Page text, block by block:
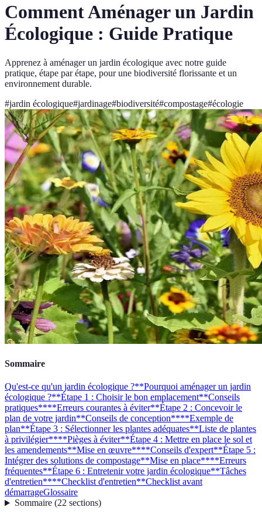
Comment Aménager un Jardin
Écologique : Guide Pratique
Apprenez à aménager un jardin écologique avec notre guide
pratique, étape par étape, pour une biodiversité florissante et un
environnement durable.
#jardin écologique#jardinage#biodiversité#compostage#écologie
Sommaire
Qu'est-ce qu'un jardin écologique ?**Pourquoi aménager un jardin
écologique ?**Étape 1 : Choisir le bon emplacement**Conseils
pratiques****Erreurs courantes à éviter**Étape 2 : Concevoir le
plan de votre jardin**Conseils de conception****Exemple de
plan**Étape 3 : Sélectionner les plantes adéquates**Liste de plantes
à privilégier****Pièges à éviter**Étape 4 : Mettre en place le sol et
les amendements**Mise en œuvre****Conseils d'expert**Étape 5 :
Intégrer des solutions de compostage**Mise en place****Erreurs
fréquentes**Étape 6 : Entretenir votre jardin écologique**Tâches
d'entretien****Checklist d'entretien**Checklist avant
démarrageGlossaire
Sommaire(22 sections)